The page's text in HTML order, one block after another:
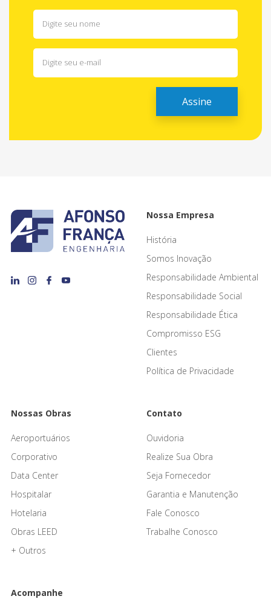
Nossa Empresa
História
Somos Inovação
Responsabilidade Ambiental
Responsabilidade Social
Responsabilidade Ética
Compromisso ESG
Clientes
Política de Privacidade
Nossas Obras
Aeroportuários
Corporativo
Data Center
Hospitalar
Hotelaria
Obras LEED
+ Outros
Contato
Ouvidoria
Realize Sua Obra
Seja Fornecedor
Garantia e Manutenção
Fale Conosco
Trabalhe Conosco
Acompanhe